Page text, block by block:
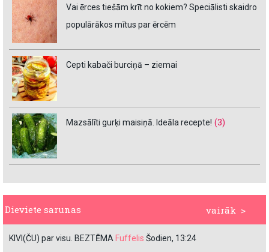
Vai ērces tiešām krīt no kokiem? Speciālisti skaidro
populārākos mītus par ērcēm
Cepti kabači burciņā – ziemai
Mazsālīti gurķi maisiņā. Ideāla recepte! (3)
vairāk >
Dieviete sarunas
KIVI(ČU) par visu. BEZTĒMA Fuffelis Šodien, 13:24